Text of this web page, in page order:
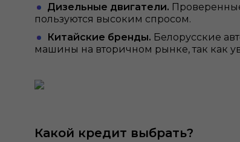
Дизельные двигатели.
пользуются высоким спросом.
Китайские бренды. Белорусские
машины на вторичном рынке, так как
Какой кредит выбрать?